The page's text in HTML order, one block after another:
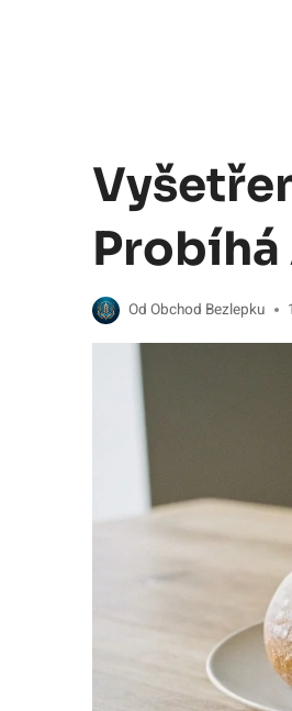
Probíhá
Od Obchod Bezlepku